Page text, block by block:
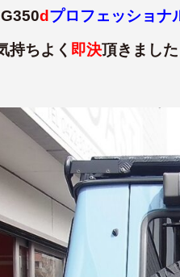
dプロフェッショナ
持ちよく 即決頂きまし